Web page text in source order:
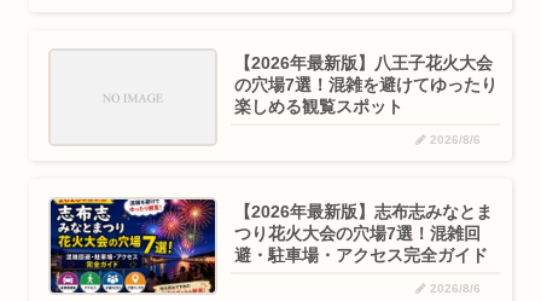
【2026年最新版】八王子花火大会
の穴場7選！混雑を避けてゆったり
楽しめる観覧スポット
2026/8/6
【2026年最新版】志布志みなとま
つり花火大会の穴場7選！混雑回
避・駐車場・アクセス完全ガイド
2026/8/6